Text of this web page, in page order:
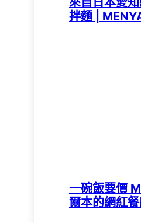
拌麵 |
一碗飯要價
爾本的網紅餐